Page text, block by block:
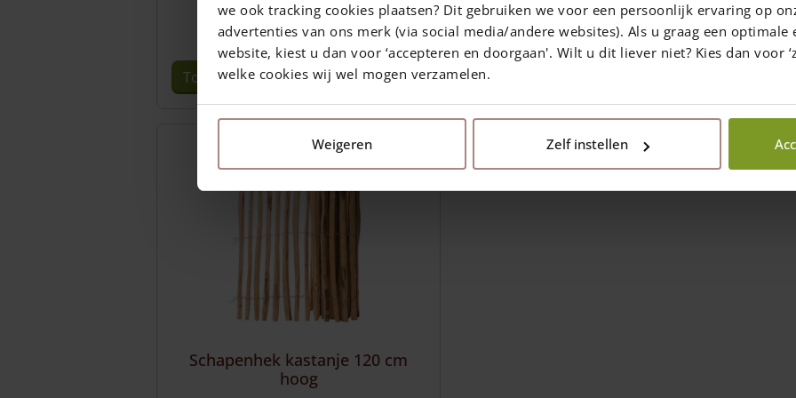
we ook tracking cookies plaatsen? Dit gebruiken we voor een persoonlijk ervaring op
advertenties van ons merk (via social media/andere websites). Als u graag een
website, kiest u dan voor ‘accepteren en doorgaan'. Wilt u dit liever niet? Kies dan voor
welke cookies wij wel mogen verzamelen.
Weigeren Zelf instellen
€85,00
Levering in 10 werkdagen (NL/BE)
Toevoegen aan winkelwagen
Schapenhek kastanje 120 cm
hoog